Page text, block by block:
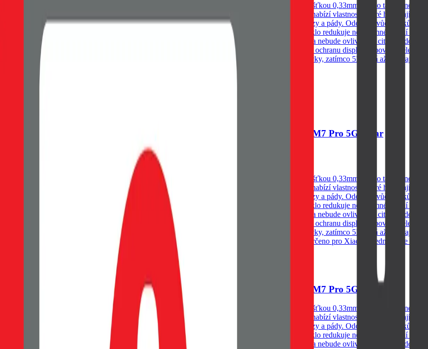
OBAL:ME tvrzené sklo je klíčovým prvkem k dlouhé životnosti a ochrany vašeho telefonu. S tloušťkou 0,33mm je sklo takřka
množství lepidla na vnitřní straně zajišťuje velmi snadnou a rychlou instalaci. Naše sklo na telefon nabízí vlastnosti, které ho dělají
ochránilo Vaši obrazovku jak při běžném používaní, tak před nečekanými událostmi jako jsou nárazy a pády. Odolnost vůči otiskům
minimalizované otisky prstů. Ochrana očí Chráníme nejen váš telefon, ale i vaše oči. OBAL:ME sklo redukuje nepříjemné záření a
rovnoměrnému a pevnému přilnutí na obrazovku si můžete být jisti, že sklo zůstane na svém místě a nebude ovlivňovat citlivost
který je odolný vůči poškrábání. Tento termín se používá k popisu materiálů, které jsou vhodné pro ochranu displejů a povrchů
rozsahu zakrytí obrazovky. 2.5D nemá zakřivené hrany na obvodu a pokrývá plochou část obrazovky, zatímco 5D sahá až do krajů
dokonalé vyčištění displeje - hadřík z mikrovlákna - samolepky k odstranění zbývajích nečistot
OBAL:ME 2.5D Tvrzené Sklo pro Xiaomi Redmi Note 14 4G/5G/14S/Poco M7 Pro 5G Clear
OBAL:ME tvrzené sklo je klíčovým prvkem k dlouhé životnosti a ochrany vašeho telefonu. S tloušťkou 0,33mm je sklo takřka
množství lepidla na vnitřní straně zajišťuje velmi snadnou a rychlou instalaci. Naše sklo na telefon nabízí vlastnosti, které ho dělají
ochránilo Vaši obrazovku jak při běžném používaní, tak před nečekanými událostmi jako jsou nárazy a pády. Odolnost vůči otiskům
minimalizované otisky prstů. Ochrana očí Chráníme nejen váš telefon, ale i vaše oči. OBAL:ME sklo redukuje nepříjemné záření a
rovnoměrnému a pevnému přilnutí na obrazovku si můžete být jisti, že sklo zůstane na svém místě a nebude ovlivňovat citlivost
který je odolný vůči poškrábání. Tento termín se používá k popisu materiálů, které jsou vhodné pro ochranu displejů a povrchů
rozsahu zakrytí obrazovky. 2.5D nemá zakřivené hrany na obvodu a pokrývá plochou část obrazovky, zatímco 5D sahá až do krajů
dokonalé vyčištění displeje - hadřík z mikrovlákna - samolepky k odstranění zbývajích nečistot - Určeno pro Xiaomi Redmi Note 14
OBAL:ME 2.5D Tvrzené Sklo pro Xiaomi Redmi Note 14 4G/5G/14S/Poco M7 Pro 5G Clear
OBAL:ME tvrzené sklo je klíčovým prvkem k dlouhé životnosti a ochrany vašeho telefonu. S tloušťkou 0,33mm je sklo takřka
množství lepidla na vnitřní straně zajišťuje velmi snadnou a rychlou instalaci. Naše sklo na telefon nabízí vlastnosti, které ho dělají
ochránilo Vaši obrazovku jak při běžném používaní, tak před nečekanými událostmi jako jsou nárazy a pády. Odolnost vůči otiskům
minimalizované otisky prstů. Ochrana očí Chráníme nejen váš telefon, ale i vaše oči. OBAL:ME sklo redukuje nepříjemné záření a
rovnoměrnému a pevnému přilnutí na obrazovku si můžete být jisti, že sklo zůstane na svém místě a nebude ovlivňovat citlivost